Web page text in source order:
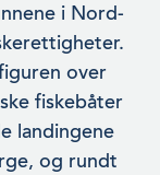
i Nord-
over
fiskebåter
landin­gene
og rundt